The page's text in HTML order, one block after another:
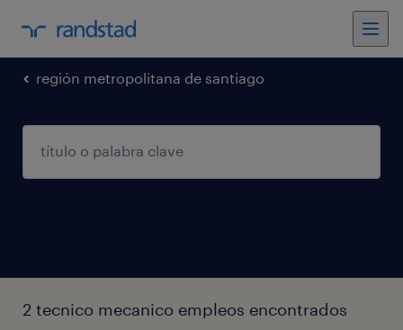
región metropolitana de santiago
2 tecnico mecanico empleos encontrados